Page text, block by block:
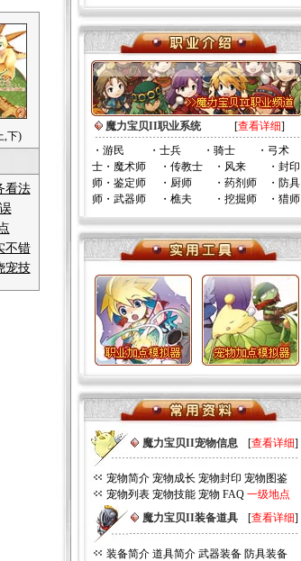
,下)
看法
不错
宠技
魔力宝贝II职业系统 [查看详细]
・ 游民 ・ 士兵・ 骑士・ 弓术
士・ 魔术师・ 传教士・ 风来・ 封印
师・ 鉴定师・ 厨师・ 药剂师・ 防具
师・ 武器师・ 樵夫 ・ 挖掘师・ 猎师
魔力宝贝II宠物信息 [查看详细]
宠物简介 宠物成长 宠物封印 宠物图鉴
宠物列表 宠物技能 宠物 FAQ 一级地点
魔力宝贝II装备道具
[查看详细]
装备简介 道具简介 武器装备 防具装备